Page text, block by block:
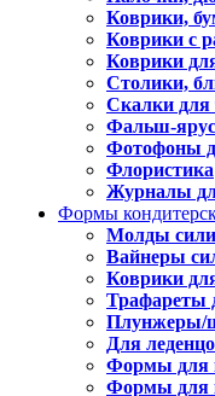
Коврики,
Коврики с
Коврики
Столики,
Скалки для
Фальш-
Фотофоны
Флористика
Журналы
Формы
Молды
Вайнеры
Коврики
Трафареты
Плунжеры/
Для
Формы для
Формы для